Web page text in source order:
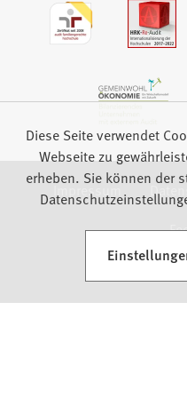
Impressum
Diese Seite verwendet
Webseite zu
erheben. Sie können der
(Öffnet in einem neuen Tab)